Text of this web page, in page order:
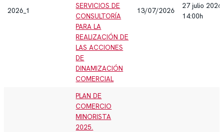
2026_1
SERVICIOS DE
CONSULTORÍA
PARA LA
REALIZACIÓN DE
LAS ACCIONES
DE
DINAMIZACIÓN
COMERCIAL
13/07/2026
27 julio 2026
14:00h
PLAN DE
COMERCIO
MINORISTA
2025.